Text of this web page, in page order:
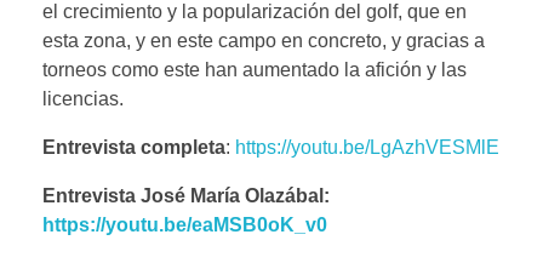
el crecimiento y la popularización del golf, que en
esta zona, y en este campo en concreto, y gracias a
torneos como este han aumentado la afición y las
licencias.
Entrevista completa: https://youtu.be/LgAzhVESMlE
Entrevista José María Olazábal:
https://youtu.be/eaMSB0oK_v0